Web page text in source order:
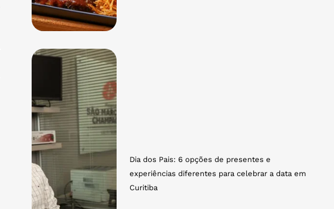
Dia dos Pais: 6 opções de presentes e
experiências diferentes para celebrar a data em
Curitiba